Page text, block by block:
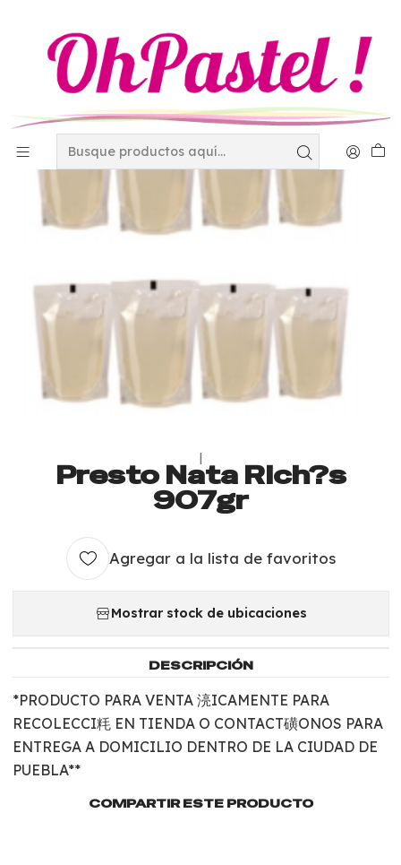
Presto Nata Rich?s 907gr
|
Presto Nata Rich?s
907gr
Agregar a la lista de favoritos
Mostrar stock de ubicaciones
DESCRIPCIÓN
*PRODUCTO PARA VENTA 湸ICAMENTE PARA
RECOLECCI粍 EN TIENDA O CONTACT磺ONOS PARA
ENTREGA A DOMICILIO DENTRO DE LA CIUDAD DE
PUEBLA**
COMPARTIR ESTE PRODUCTO